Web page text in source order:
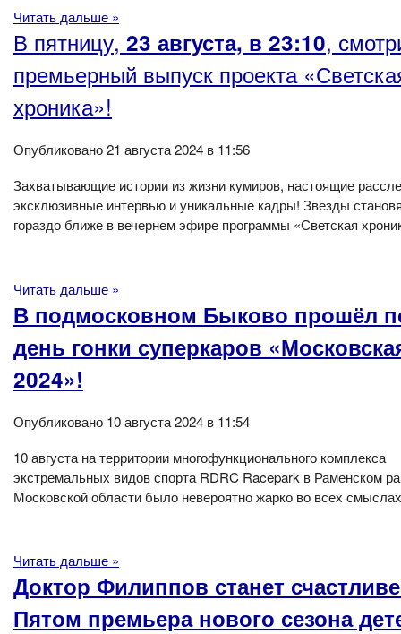
Читать дальше »
В пятницу, 23 августа, в 23:10,
премьерный выпуск проекта
хроника»!
Опубликовано 21 августа 2024 в 11:56
Захватывающие истории из жизни кумиров, настоящие
эксклюзивные интервью и уникальные кадры! Звезды
гораздо ближе в вечернем эфире программы «Светская
Читать дальше »
В подмосковном Быково прошёл
день гонки суперкаров
2024»!
Опубликовано 10 августа 2024 в 11:54
10 августа на территории многофункционального комплекса
экстремальных видов спорта RDRC Racepark в Раменском
Московской области было невероятно жарко во всех
Читать дальше »
Доктор Филиппов станет
Пятом премьера нового сезона